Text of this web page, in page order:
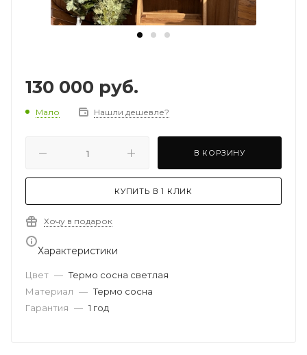
130 000 руб.
Мало Нашли дешевле?
В КОРЗИНУ
КУПИТЬ В 1 КЛИК
Хочу в подарок
Характеристики
Цвет — Термо сосна светлая
Материал — Термо сосна
Гарантия — 1 год